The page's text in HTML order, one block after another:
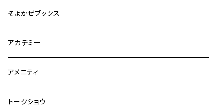
そよかぜブックス
アカデミー
アメニティ
トークショウ